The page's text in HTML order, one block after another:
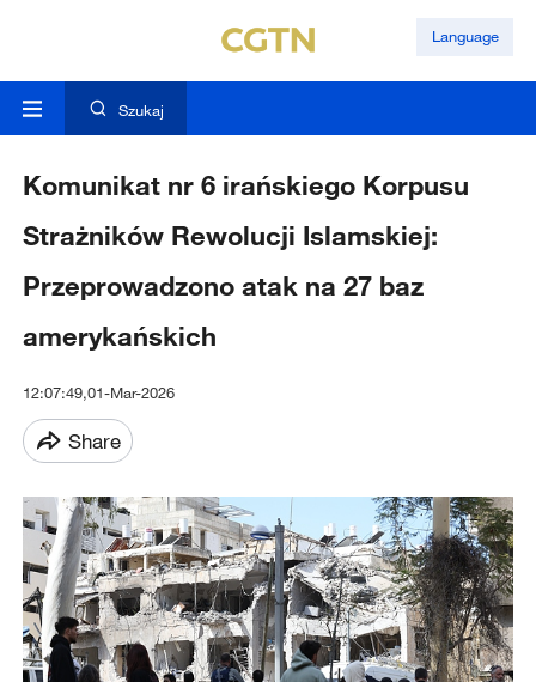
Language
Szukaj
Komunikat nr 6 irańskiego Korpusu
Strażników Rewolucji Islamskiej:
Przeprowadzono atak na 27 baz
amerykańskich
12:07:49,01-Mar-2026
Share